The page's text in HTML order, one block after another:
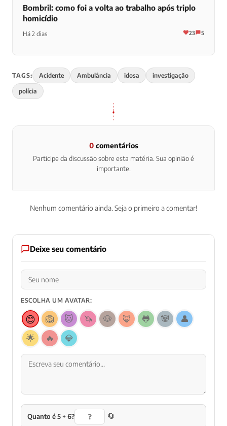
Bombril: como foi a volta ao trabalho após triplo
homicídio
Há 2 dias 23 5
TAGS: Acidente Ambulância idosa investigação
polícia
0comentários
Participe da discussão sobre esta matéria. Sua opinião é
importante.
Nenhum comentário ainda. Seja o primeiro a comentar!
Deixe seu comentário
ESCOLHA UM AVATAR:
😊 🦁 🐱 🦄 🐶 🦊 🐸 🐼
👤
🌟
🔥 💎
Quanto é 5 + 6? 🔄